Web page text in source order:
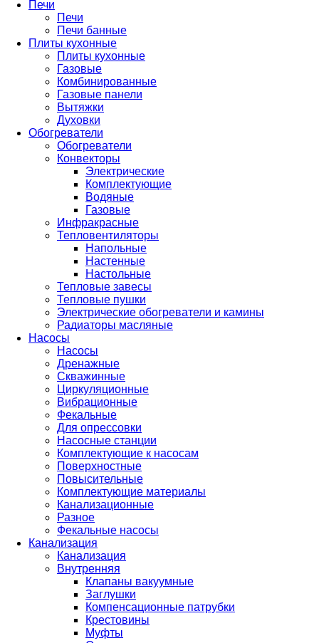
Печи
Печи
Печи банные
Плиты кухонные
Плиты кухонные
Газовые
Комбинированные
Газовые панели
Вытяжки
Духовки
Обогреватели
Обогреватели
Конвекторы
Электрические
Комплектующие
Водяные
Газовые
Инфракрасные
Тепловентиляторы
Напольные
Настенные
Настольные
Тепловые завесы
Тепловые пушки
Электрические обогреватели и камины
Радиаторы масляные
Насосы
Насосы
Дренажные
Скважинные
Циркуляционные
Вибрационные
Фекальные
Для опрессовки
Насосные станции
Комплектующие к насосам
Поверхностные
Повысительные
Комплектующие материалы
Канализационные
Разное
Фекальные насосы
Канализация
Канализация
Внутренняя
Клапаны вакуумные
Заглушки
Компенсационные патрубки
Крестовины
Муфты